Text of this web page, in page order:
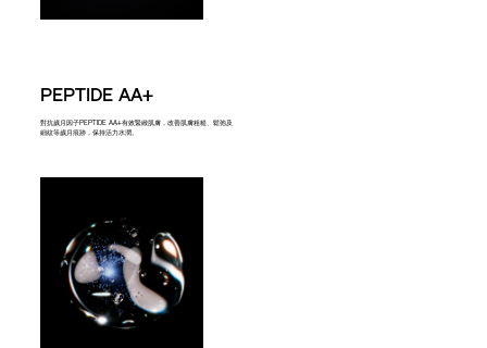
PEPTIDE AA+
對抗歲月因子PEPTIDE AA+有效緊緻肌膚，改善肌膚粗糙、鬆弛及
細紋等歲月痕跡，保持活力水潤。